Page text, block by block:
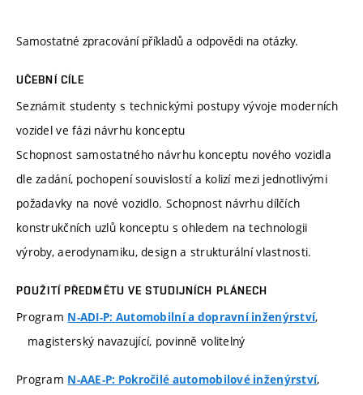
Samostatné zpracování příkladů a odpovědi na otázky.
UČEBNÍ CÍLE
Seznámit studenty s technickými postupy vývoje moderních
vozidel ve fázi návrhu konceptu
Schopnost samostatného návrhu konceptu nového vozidla
dle zadání, pochopení souvislostí a kolizí mezi jednotlivými
požadavky na nové vozidlo. Schopnost návrhu dílčích
konstrukčních uzlů konceptu s ohledem na technologii
výroby, aerodynamiku, design a strukturální vlastnosti.
POUŽITÍ PŘEDMĚTU VE STUDIJNÍCH PLÁNECH
Program N-ADI-P: Automobilní a dopravní inženýrství,
magisterský navazující, povinně volitelný
Program N-AAE-P: Pokročilé automobilové inženýrství,